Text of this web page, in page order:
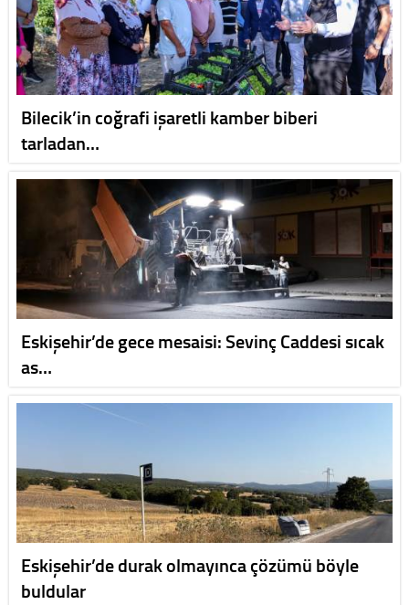
Bilecik’in coğrafi işaretli kamber biberi
tarladan…
Eskişehir’de gece mesaisi: Sevinç Caddesi sıcak
as…
Eskişehir’de durak olmayınca çözümü böyle
buldular